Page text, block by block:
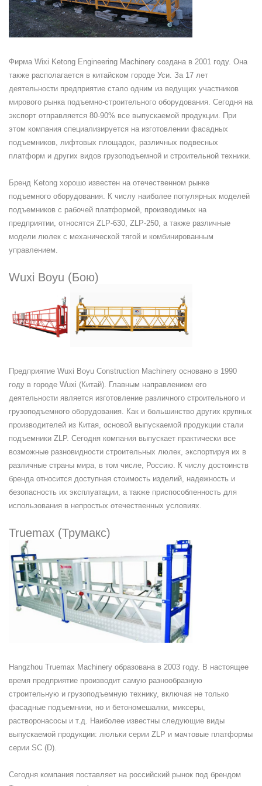
Фирма Wixi Ketong Engineering Machinery создана в 2001 году. Она
также располагается в китайском городе Уси. За 17 лет
деятельности предприятие стало одним из ведущих участников
мирового рынка подъемно-строительного оборудования. Сегодня на
экспорт отправляется 80-90% все выпускаемой продукции. При
этом компания специализируется на изготовлении фасадных
подъемников, лифтовых площадок, различных подвесных
платформ и других видов грузоподъемной и строительной техники.
Бренд Ketong хорошо известен на отечественном рынке
подъемного оборудования. К числу наиболее популярных моделей
подъемников с рабочей платформой, производимых на
предприятии, относятся ZLP-630, ZLP-250, а также различные
модели люлек с механической тягой и комбинированным
управлением.
Wuxi Boyu (Бою)
Предприятие Wuxi Boyu Construction Machinery основано в 1990
году в городе Wuxi (Китай). Главным направлением его
деятельности является изготовление различного строительного и
грузоподъемного оборудования. Как и большинство других крупных
производителей из Китая, основой выпускаемой продукции стали
подъемники ZLP. Сегодня компания выпускает практически все
возможные разновидности строительных люлек, экспортируя их в
различные страны мира, в том числе, Россию. К числу достоинств
бренда относится доступная стоимость изделий, надежность и
безопасность их эксплуатации, а также приспособленность для
использования в непростых отечественных условиях.
Truemax (Трумакс)
Hangzhou Truemax Machinery образована в 2003 году. В настоящее
время предприятие производит самую разнообразную
строительную и грузоподъемную технику, включая не только
фасадные подъемники, но и бетономешалки, миксеры,
растворонасосы и т.д. Наиболее известны следующие виды
выпускаемой продукции: люльки серии ZLP и мачтовые платформы
серии SC (D).
Сегодня компания поставляет на российский рынок под брендом